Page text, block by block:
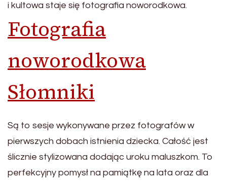
i kultowa staje się fotografia noworodkowa.
Fotografia
noworodkowa
Słomniki
Są to sesje wykonywane przez fotografów w
pierwszych dobach istnienia dziecka. Całość jest
ślicznie stylizowana dodając uroku maluszkom. To
perfekcyjny pomysł na pamiątkę na lata oraz dla